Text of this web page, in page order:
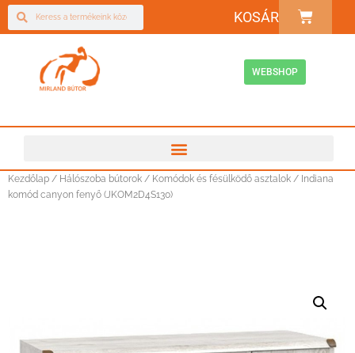
KOSÁR
WEBSHOP
Kezdőlap / Hálószoba bútorok / Komódok és fésülködő asztalok / Indiana
komód canyon fenyő (JKOM2D4S130)